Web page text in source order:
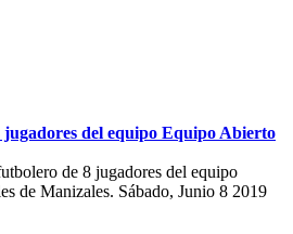
del equipo Equipo Abierto
de 8 jugadores del equipo
de Manizales. Sábado, Junio 8 2019